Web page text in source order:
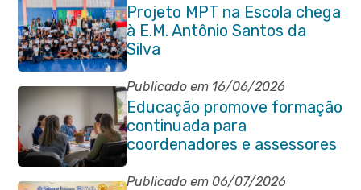
Projeto MPT na Escola chega
à E.M. Antônio Santos da
Silva
Publicado em 16/06/2026
Educação promove formação
continuada para
coordenadores e assessores
escolares da rede municipal
Publicado em 06/07/2026